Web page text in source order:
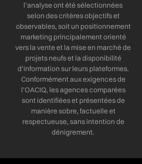
l’analyse ont été sélectionnées
selon des critères objectifs et
observables, soit un positionnement
marketing principalement orienté
vers la vente et la mise en marché de
projets neufs et la disponibilité
d’information sur leurs plateformes.
Conformément aux exigences de
l’OACIQ, les agences comparées
sont identifiées et présentées de
manière sobre, factuelle et
respectueuse, sans intention de
dénigrement.